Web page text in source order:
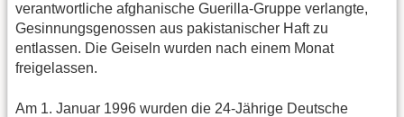
verantwortliche afghanische Guerilla-Gruppe verlangte,
Gesinnungsgenossen aus pakistanischer Haft zu
entlassen. Die Geiseln wurden nach einem Monat
freigelassen.
Am 1. Januar 1996 wurden die 24-Jährige Deutsche